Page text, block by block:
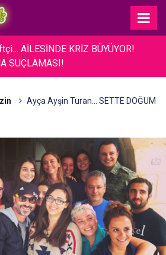
BAKAN ERSOY'A TANITIM ZİYARETİ!
Ayça Ayşin Turan... SETTE DOĞUM